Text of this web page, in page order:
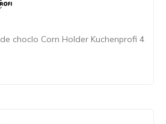
choclo Corn Holder Kuchenprofi 4